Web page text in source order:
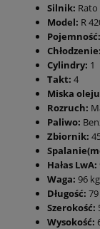
Silnik: Rato
Model: R
Pojemność:
Chłodzenie:
Cylindry: 1
Takt: 4
Miska
Rozruch:
Paliwo:
Zbiornik:
Hałas LwA:
Waga: 96 kg
Długość:
Szerokość:
Wysokość: